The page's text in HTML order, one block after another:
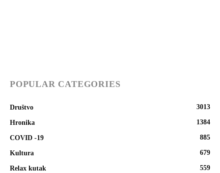
POPULAR CATEGORIES
Društvo 3013
Hronika 1384
COVID -19 885
Kultura 679
Relax kutak 559